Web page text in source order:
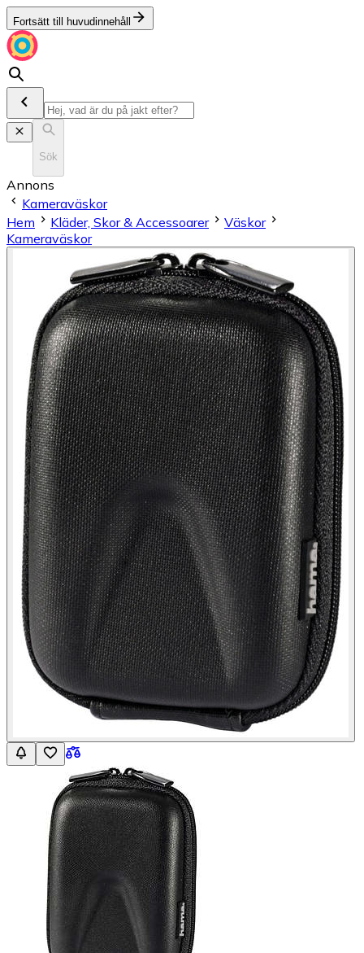
Fortsätt till huvudinnehåll
Sök
Annons
Kameraväskor
Hem
Kläder, Skor & Accessoarer
Väskor
Kameraväskor